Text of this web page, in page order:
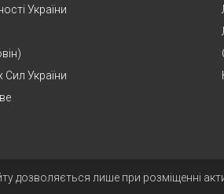
України
України
дозволяється лише при розміщенні